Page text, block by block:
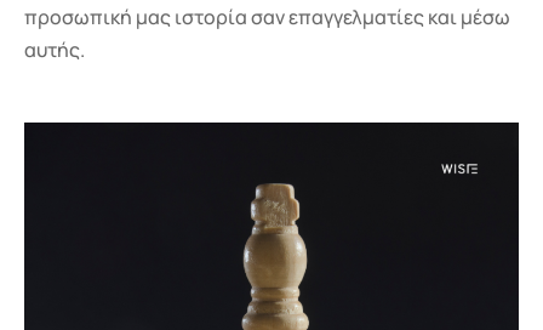
προσωπική μας ιστορία σαν επαγγελματίες και μέσω
αυτής.